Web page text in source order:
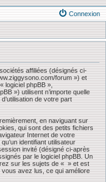
Connexion
affiliées (désignés ci-
forum ») et
logiciel phpBB »,
») utilisent n’importe quelle
de votre part
en naviguant sur
qui sont des petits fichiers
Internet de votre
identifiant utilisateur
invité (désigné ci-après
par le logiciel phpBB. Un
sur les sujets de « » et est
avez lus, ce qui améliore